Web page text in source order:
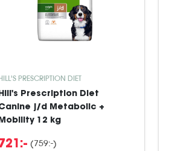
PRESCRIPTION DIET
Prescription Diet
j/d Metabolic +
12 kg
(759:-)